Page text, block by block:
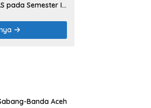
pada Semester I
Banda Aceh